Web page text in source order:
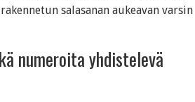
salasanan aukeavan varsin
numeroita yhdistelevä